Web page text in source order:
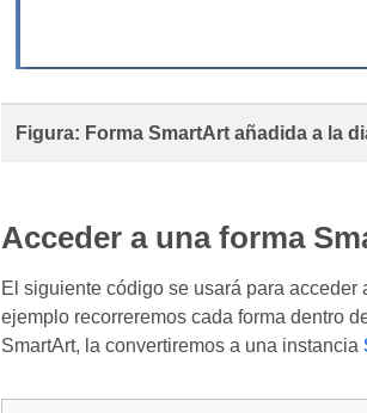
Figura: Forma SmartArt añadida a la
Acceder a una forma
El siguiente código se usará para
ejemplo recorreremos cada forma dentro
SmartArt, la convertiremos a una instancia